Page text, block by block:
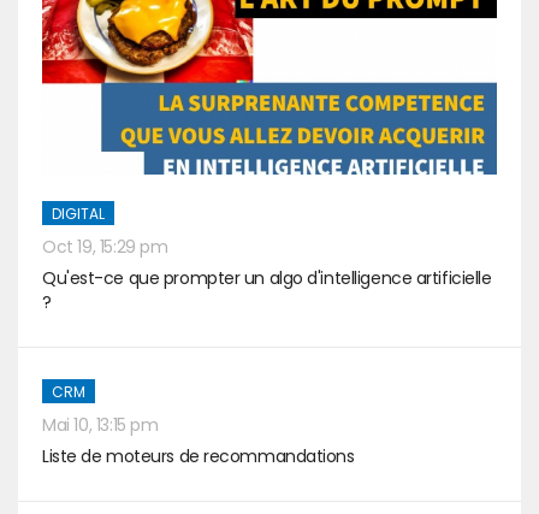
DIGITAL
Oct 19, 15:29 pm
Qu'est-ce que prompter un algo d'intelligence artificielle
?
CRM
Mai 10, 13:15 pm
Liste de moteurs de recommandations